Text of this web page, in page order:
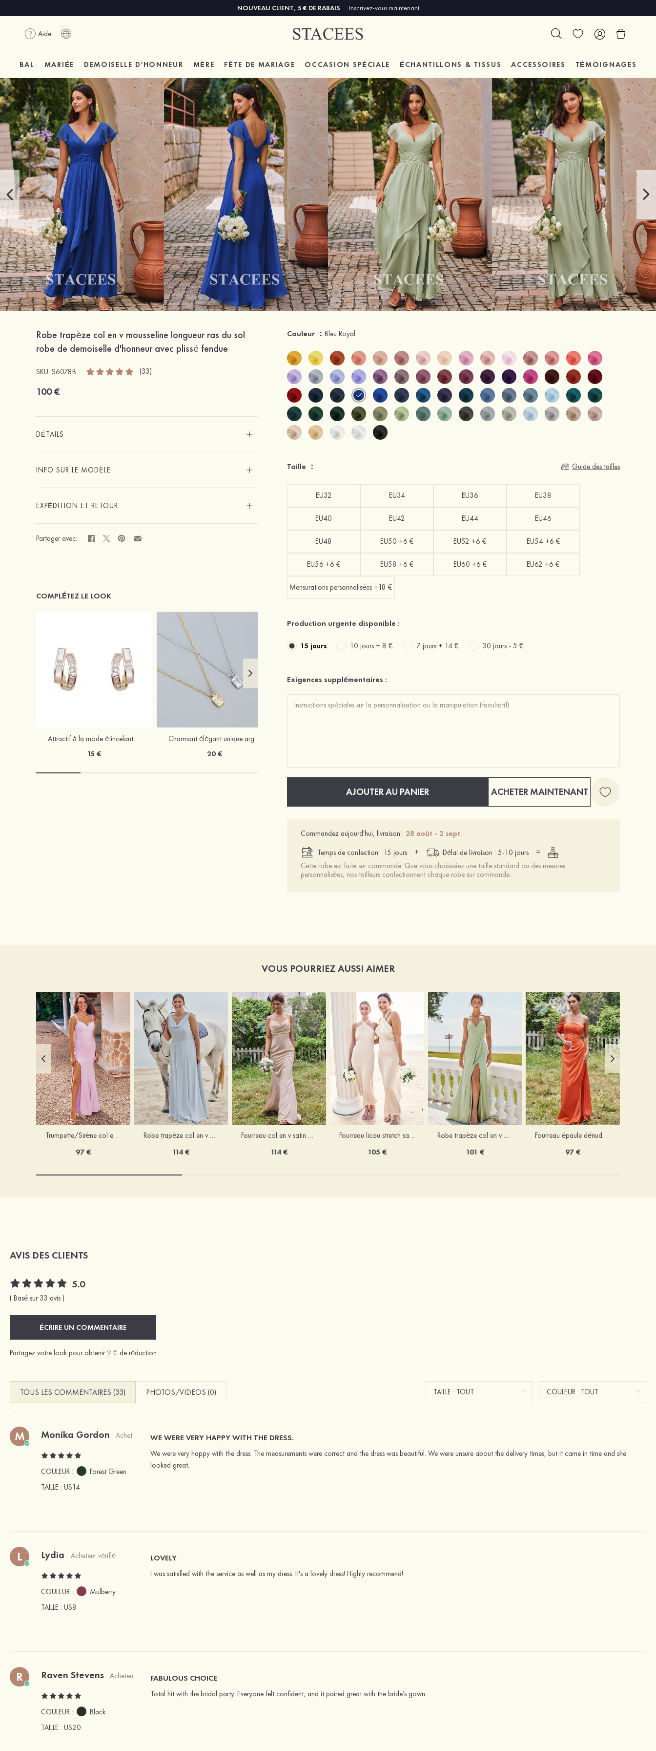
NOUVEAU CLIENT, 5 € DE RABAIS Inscrivez-vous maintenant
Aide
BAL MARIÉE DEMOISELLE D'HONNEUR MÈRE FÊTE DE MARIAGE OCCASION SPÉCIALE ÉCHANTILLONS & TISSUS ACCESSOIRES TÉMOIGNAGES
Robe trapèze col en v mousseline longueur ras du sol
robe de demoiselle d'honneur avec plissé fendue
SKU: S6078B (33)
100 €
DÉTAILS
INFO SUR LE MODÈLE
EXPÉDITION ET RETOUR
Partager avec:
COMPLÉTEZ LE LOOK
Attractif à la mode étincelant argent s925 zircon boucles d'oreilles
15 €
Charmant élégant unique argent s925 zircon colliers
20 €
Couleur ：Bleu Royal
Taille ： Guide des tailles
EU32 EU34 EU36 EU38
EU40 EU42 EU44 EU46
EU48 EU50 +6 € EU52 +6 € EU54 +6 €
EU56 +6 € EU58 +6 € EU60 +6 € EU62 +6 €
Mensurations personnalisées +18 €
Production urgente disponible :
15 jours 10 jours + 8 € 7 jours + 14 € 30 jours -5 €
Exigences supplémentaires :
AJOUTER AU PANIER ACHETER MAINTENANT
Commandez aujourd'hui, livraison : 28 août - 2 sept.
Temps de confection : 15 jours
+ Délai de livraison : 5-10 jours
=
Cette robe est faite sur commande. Que vous choisissiez une taille standard ou des mesures
personnalisées, nos tailleurs confectionnent chaque robe sur commande.
VOUS POURRIEZ AUSSI AIMER
Trumpette/Sirène col en v jersey ras du sol robe de demoiselle d'honneur
97 €
Robe trapèze col en v mousseline ras du sol robe de demoiselle d'honneur
114 €
Fourreau col en v satin extensible ras du sol robe de demoiselle d'honneur
114 €
Fourreau licou stretch satin longueur cheville robe de demoiselle d'honneur
105 €
Robe trapèze col en v mousseline ras du sol robe de demoiselle d'honneur
101 €
Fourreau épaule dénudée satin extensible ras du sol robe de demoiselle d'honneur
97 €
AVIS DES CLIENTS
5.0
( Basé sur 33 avis )
ÉCRIRE UN COMMENTAIRE
Partagez votre look pour obtenir 9 € de réduction.
TOUS LES COMMENTAIRES (33) PHOTOS/VIDEOS (0)
M Monika Gordon Acheteur vérifié
COULEUR :
Forest Green
TAILLE : US14
WE WERE VERY HAPPY WITH THE DRESS.
We were very happy with the dress. The measurements were correct and the dress was beautiful. We were unsure about the delivery times, but it came in time and she
looked great.
L Lydia Acheteur vérifié
COULEUR :
Mulberry
TAILLE : US8
LOVELY
I was satisfied with the service as well as my dress. It's a lovely dress! Highly recommend!
R Raven Stevens Acheteur vérifié
COULEUR :
Black
TAILLE : US20
FABULOUS CHOICE
Total hit with the bridal party. Everyone felt confident, and it paired great with the bride’s gown.